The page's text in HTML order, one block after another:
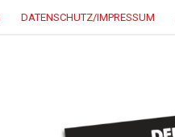
DATENSCHUTZ/IMPRESSUM